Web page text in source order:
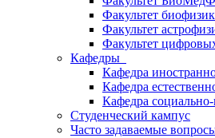
Факультет
Факультет
Факультет
Кафедры
Кафедра
Кафедра
Кафедра
Студенческий кампус
Часто задаваемые